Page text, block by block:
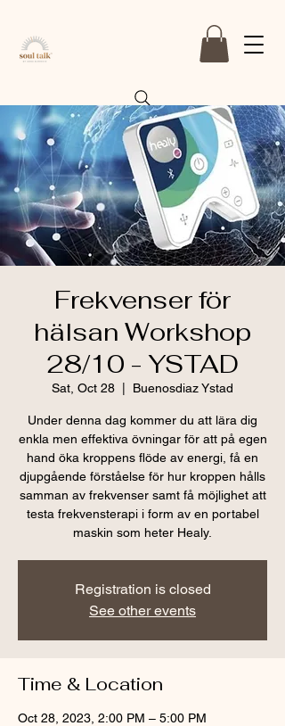
By Anna Bjärkvik
Frekvenser för
hälsan Workshop
28/10 - YSTAD
Sat, Oct 28 Buenosdiaz Ystad
Under denna dag kommer du att lära dig
enkla men effektiva övningar för att på egen
hand öka kroppens flöde av energi, få en
djupgående förståelse för hur kroppen hålls
samman av frekvenser samt få möjlighet att
testa frekvensterapi i form av en portabel
maskin som heter Healy.
Registration is closed
See other events
Time & Location
Oct 28, 2023, 2:00 PM – 5:00 PM